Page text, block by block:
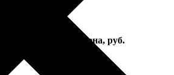
Цена, руб.
с подрамником